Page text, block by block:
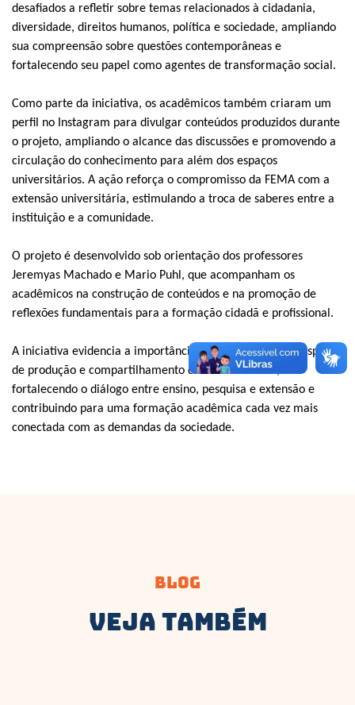
desafiados a refletir sobre temas relacionados à cidadania,
diversidade, direitos humanos, política e sociedade, ampliando
sua compreensão sobre questões contemporâneas e
fortalecendo seu papel como agentes de transformação social.
Como parte da iniciativa, os acadêmicos também criaram um
perfil no Instagram para divulgar conteúdos produzidos durante
o projeto, ampliando o alcance das discussões e promovendo a
circulação do conhecimento para além dos espaços
universitários. A ação reforça o compromisso da FEMA com a
extensão universitária, estimulando a troca de saberes entre a
instituição e a comunidade.
O projeto é desenvolvido sob orientação dos professores
Jeremyas Machado e Mario Puhl, que acompanham os
acadêmicos na construção de conteúdos e na promoção de
reflexões fundamentais para a formação cidadã e profissional.
A iniciativa evidencia a importância da faculdade como espaço
de produção e compartilhamento de conhecimento,
fortalecendo o diálogo entre ensino, pesquisa e extensão e
contribuindo para uma formação acadêmica cada vez mais
conectada com as demandas da sociedade.
Blog
Veja Também